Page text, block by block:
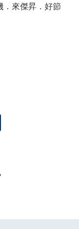
．來傑昇．好節